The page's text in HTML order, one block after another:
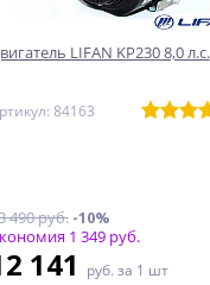
LIFAN KP230 8,0 л.с.
84163
490 руб.-10%
1 349 руб.
141 руб. за 1 шт